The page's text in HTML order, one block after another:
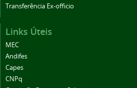
Transferência Ex-officio
Links Úteis
MEC
Andifes
Capes
CNPq